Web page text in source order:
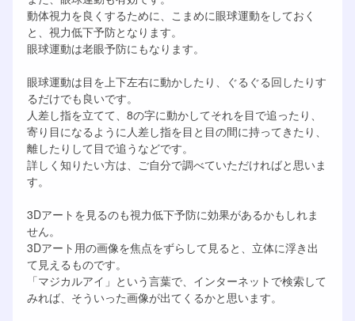
動体視力を良くするために、こまめに眼球運動をしておく
と、視力低下予防となります。
眼球運動は老眼予防にもなります。
眼球運動は目を上下左右に動かしたり、ぐるぐる回したりす
るだけでも良いです。
人差し指を立てて、8の字に動かしてそれを目で追ったり、
寄り目になるように人差し指を目と目の間に持ってきたり、
離したりして目で追うなどです。
詳しく知りたい方は、ご自分で調べていただければと思いま
す。
3Dアートを見るのも視力低下予防に効果があるかもしれま
せん。
3Dアート用の画像を焦点をずらして見ると、立体に浮き出
て見えるものです。
「マジカルアイ」という言葉で、インターネットで検索して
みれば、そういった画像が出てくるかと思います。